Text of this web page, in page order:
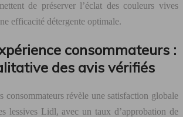
de préserver l’éclat des couleurs vives
efficacité détergente optimale.
consommateurs :
des avis vérifiés
consommateurs révèle une satisfaction globale
lessives Lidl, avec un taux d’approbation de